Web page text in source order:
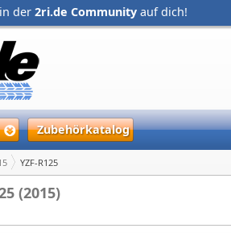
der 2ri.de Community auf dich!
Zubehörkatalog
YZF-R125
(2015)